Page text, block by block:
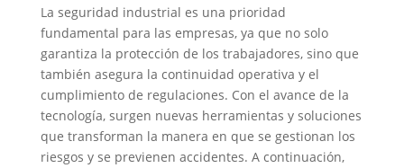
La seguridad industrial es una prioridad
fundamental para las empresas, ya que no solo
garantiza la protección de los trabajadores, sino que
también asegura la continuidad operativa y el
cumplimiento de regulaciones. Con el avance de la
tecnología, surgen nuevas herramientas y soluciones
que transforman la manera en que se gestionan los
riesgos y se previenen accidentes. A continuación,